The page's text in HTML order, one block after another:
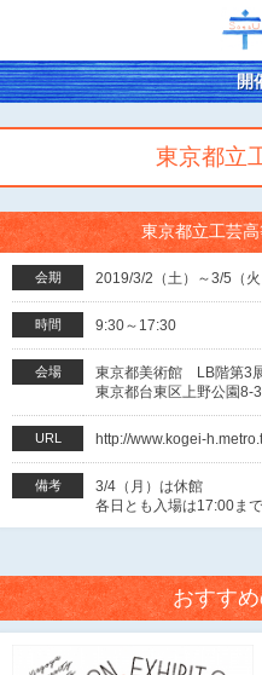
開
東京都立
東京都立工芸
会期 2019/3/2（土）～3/5（火
時間 9:30～17:30
会場
東京都美術館 LB階第3
東京都台東区上野公園8-
URL http://www.kogei-
備考
3/4（月）は休館
各日とも入場は17:00まで
おすす